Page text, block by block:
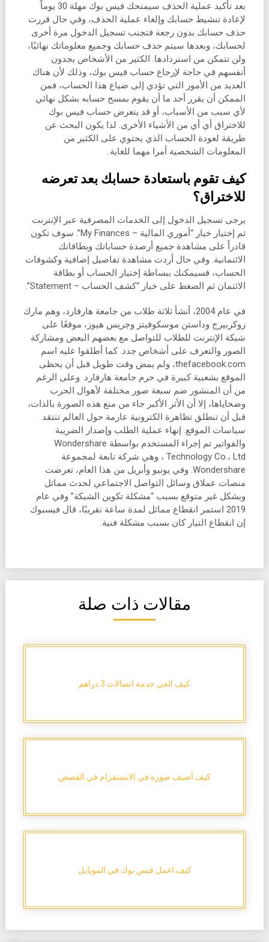
بعد تأكيد عملية الحذف سيمنحك فيس بوك مهلة 30 يوماً
لإعادة تنشيط حسابك وإلغاء عملية الحذف، وفي حال قررت
حذف حسابك بدون رجعة فتجنب تسجيل الدخول مرة أخرى
لحسابك، وبعدها سيتم حذف حسابك وجميع معلوماتك نهائيًا،
ولن تتمكن من استردادها. الكثير من الأشخاص يجدون
أنفسهم في حاجة لإرجاع حساب فيس بوك، وذلك لأن هناك
العديد من الأمور التي تؤدي إلى ضياع هذا الحساب، فمن
الممكن أن يقرر أحد ما أن يقوم بمسح حسابه بشكل نهائي
لأي سبب من الأسباب، أو قد يتعرض حساب فيس بوك
للاختراق أي أي من الأشياء الأخرى. لذا يكون البحث عن
طريقة لعودة الحساب الذي يحتوي على الكثير من
المعلومات الشخصية أمرا مهما للغاية..
كيف تقوم باستعادة حسابك بعد تعرضه
للاختراق؟
يرجى تسجيل الدخول إلى الخدمات المصرفية عبر الإنترنت
ثم إختيار خيار “أموري المالية – My Finances”. سوف تكون
قادراً على مشاهدة جميع أرصدة حساباتك وبطاقاتك
الائتمانية. وفي حال أردت مشاهدة تفاصيل إضافية وكشوفات
الحساب، فسيمكنك ببساطة إختيار الحساب أو بطاقة
الائتمان ثم الضغط على خيار “كشف الحساب – Statement”.
في عام 2004، أنشأ ثلاثة طلاب من جامعة هارفارد، وهم مارك
زوكربيرج وداستن موسكوفيتز وجريس هيوز، موقعًا على
شبكة الإنترنت للطلاب للتواصل مع بعضهم البعض ومشاركة
الصور والتعرف على أشخاص جدد. كما أطلقوا عليه اسم
thefacebook.com، ولم يمض وقت طويل قبل أن يحظى
الموقع بشعبية كبيرة في حرم جامعة هارفارد. وعلى الرغم
من أن المنشور ضم سبعة صور مختلفة لأهوال الحرب
وضحاياها، إلا أن الأثر الأكبر جاء من منع هذه الصورة بالذات،
قبل أن تنطلق تظاهرة الكترونية عارمة حول العالم تنتقد
سياسات الموقع. إنهاء عملية الطلب وإصدار الضريبة
والفواتير تم إجراء المستخدم بواسطة Wondershare
Technology Co.، Ltd ، وهي شركة تابعة لمجموعة
Wondershare. وفي يونيو وأبريل من هذا العام، تعرضت
منصات عملاق وسائل التواصل الاجتماعي لحدث مماثل
وبشكل غير متوقع بسبب “مشكلة تكوين الشبكة” وفي عام
2019 استمر انقطاع مماثل لمدة ساعة تقريبًا، قال فيسبوك
إن انقطاع التيار كان بسبب مشكلة فنية.
مقالات ذات صلة
كيف الغي خدمة اتصالات 3 دراهم
كيف أضيف صوره في الانستقرام في القصص
كيف اعمل فيس بوك في الموبايل